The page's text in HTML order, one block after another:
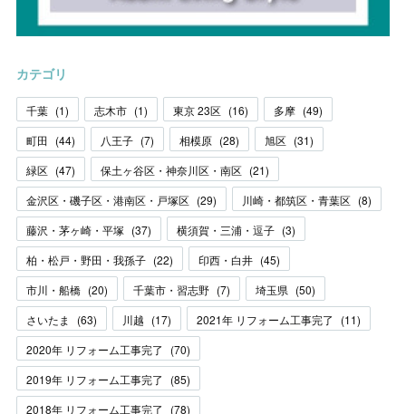
カテゴリ
千葉 (1) 志木市 (1) 東京 23区 (16) 多摩 (49)
町田 (44) 八王子 (7) 相模原 (28) 旭区 (31)
緑区 (47) 保土ヶ谷区・神奈川区・南区 (21)
金沢区・磯子区・港南区・戸塚区 (29) 川崎・都筑区・青葉区 (8)
藤沢・茅ヶ崎・平塚 (37) 横須賀・三浦・逗子 (3)
柏・松戸・野田・我孫子 (22) 印西・白井 (45)
市川・船橋 (20) 千葉市・習志野 (7) 埼玉県 (50)
さいたま
(63) 川越 (17) 2021年 リフォーム工事完了 (11)
2020年 リフォーム工事完了
(70)
2019年 リフォーム工事完了
(85)
2018年 リフォーム工事完了
(78)